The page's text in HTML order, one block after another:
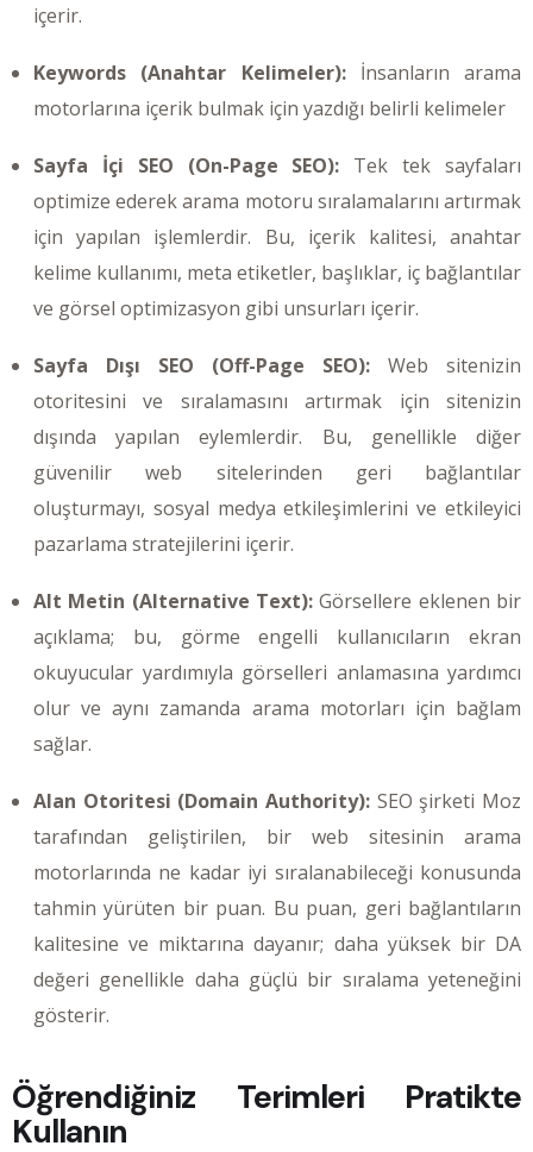
içerir.
Keywords (Anahtar Kelimeler): İnsanların arama
motorlarına içerik bulmak için yazdığı belirli kelimeler
Sayfa İçi SEO (On-Page SEO): Tek tek sayfaları
optimize ederek arama motoru sıralamalarını artırmak
için yapılan işlemlerdir. Bu, içerik kalitesi, anahtar
kelime kullanımı, meta etiketler, başlıklar, iç bağlantılar
ve görsel optimizasyon gibi unsurları içerir.
Sayfa Dışı SEO (Off-Page SEO): Web sitenizin
otoritesini ve sıralamasını artırmak için sitenizin
dışında yapılan eylemlerdir. Bu, genellikle diğer
güvenilir web sitelerinden geri bağlantılar
oluşturmayı, sosyal medya etkileşimlerini ve etkileyici
pazarlama stratejilerini içerir.
Alt Metin (Alternative Text): Görsellere eklenen bir
açıklama; bu, görme engelli kullanıcıların ekran
okuyucular yardımıyla görselleri anlamasına yardımcı
olur ve aynı zamanda arama motorları için bağlam
sağlar.
Alan Otoritesi (Domain Authority): SEO şirketi Moz
tarafından geliştirilen, bir web sitesinin arama
motorlarında ne kadar iyi sıralanabileceği konusunda
tahmin yürüten bir puan. Bu puan, geri bağlantıların
kalitesine ve miktarına dayanır; daha yüksek bir DA
değeri genellikle daha güçlü bir sıralama yeteneğini
gösterir.
Öğrendiğiniz Terimleri Pratikte
Kullanın